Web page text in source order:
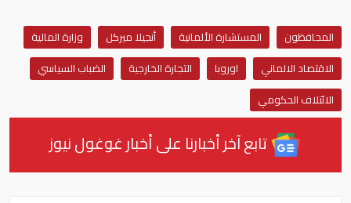
المحافظون المستشارة الألمانية أنجيلا ميركل
وزارة المالية
الاقتصاد الالماني
اوروبا التجارة الخارجية
الضباب السياسي
الائتلاف الحكومي
تابع آخر أخبارنا على أخبار غوغول نيوز